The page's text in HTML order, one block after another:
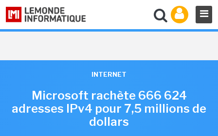
INTERNET
Microsoft rachète 666 624
adresses IPv4 pour 7,5 millions de
dollars